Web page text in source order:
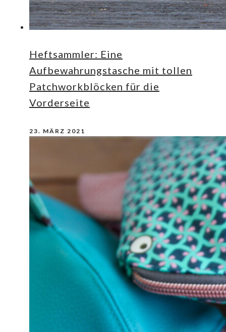
Heftsammler: Eine
Aufbewahrungstasche mit tollen
Patchworkblöcken für die
Vorderseite
23. MÄRZ 2021